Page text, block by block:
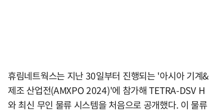
휴림네트웍스는 지난 30일부터 진행되는 '아시아 기계&
제조 산업전(AMXPO 2024)'에 참가해 TETRA-DSV H
와 최신 무인 물류 시스템을 처음으로 공개했다. 이 물류